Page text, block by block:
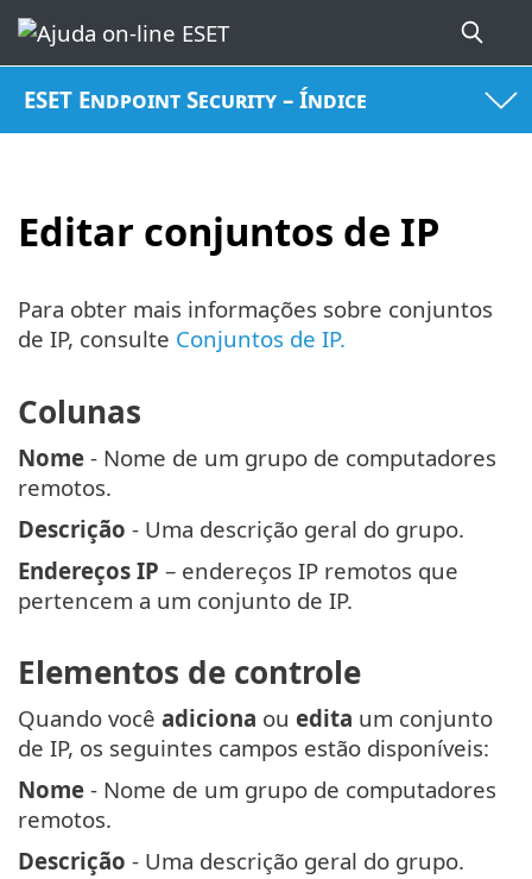
ESET Endpoint Security – Índice
Editar conjuntos de IP
Para obter mais informações sobre conjuntos
de IP, consulte Conjuntos de IP.
Colunas
Nome - Nome de um grupo de computadores
remotos.
Descrição - Uma descrição geral do grupo.
Endereços IP – endereços IP remotos que
pertencem a um conjunto de IP.
Elementos de controle
Quando você adiciona ou edita um conjunto
de IP, os seguintes campos estão disponíveis:
Nome - Nome de um grupo de computadores
remotos.
Descrição - Uma descrição geral do grupo.